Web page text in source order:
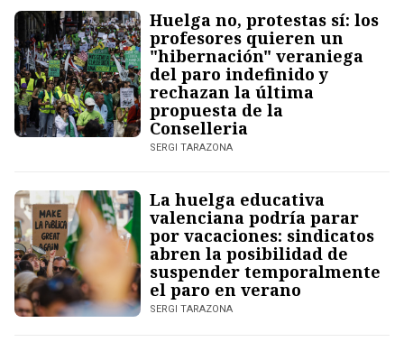
Huelga no, protestas sí: los
profesores quieren un
"hibernación" veraniega
del paro indefinido y
rechazan la última
propuesta de la
Conselleria
SERGI TARAZONA
La huelga educativa
valenciana podría parar
por vacaciones: sindicatos
abren la posibilidad de
suspender temporalmente
el paro en verano
SERGI TARAZONA